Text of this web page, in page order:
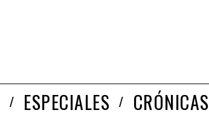
ESPECIALES CRÓNICAS